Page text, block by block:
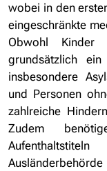
wobei in den
eingeschränkte
Obwohl Kinder
grundsätzlich
insbesondere
und Personen
zahlreiche
Zudem